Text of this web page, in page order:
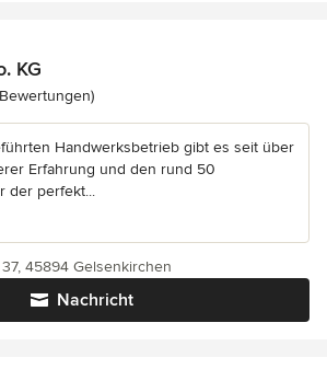
KG
5 von 5 Sternen
Handwerksbetrieb gibt es seit über
Erfahrung und den rund 50
der perfekt...
Nachricht
45894 Gelsenkirchen